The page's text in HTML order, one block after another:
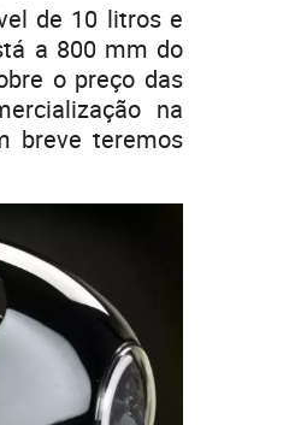
de 10 litros e
a 800 mm do
o preço das
na
breve teremos